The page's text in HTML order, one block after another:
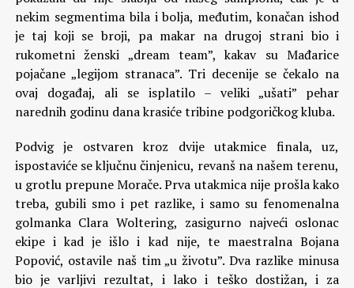
nekim segmentima bila i bolja, međutim, konačan ishod
je taj koji se broji, pa makar na drugoj strani bio i
rukometni ženski „dream team”, kakav su Mađarice
pojačane „legijom stranaca”. Tri decenije se čekalo na
ovaj događaj, ali se isplatilo – veliki „ušati” pehar
narednih godinu dana krasiće tribine podgoričkog kluba.
Podvig je ostvaren kroz dvije utakmice finala, uz,
ispostaviće se ključnu činjenicu, revanš na našem terenu,
u grotlu prepune Morače. Prva utakmica nije prošla kako
treba, gubili smo i pet razlike, i samo su fenomenalna
golmanka Clara Woltering, zasigurno najveći oslonac
ekipe i kad je išlo i kad nije, te maestralna Bojana
Popović, ostavile naš tim „u životu”. Dva razlike minusa
bio je varljivi rezultat, i lako i teško dostižan, i za